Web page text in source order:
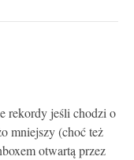
rekordy jeśli chodzi o
mniejszy (choć też
otwartą przez